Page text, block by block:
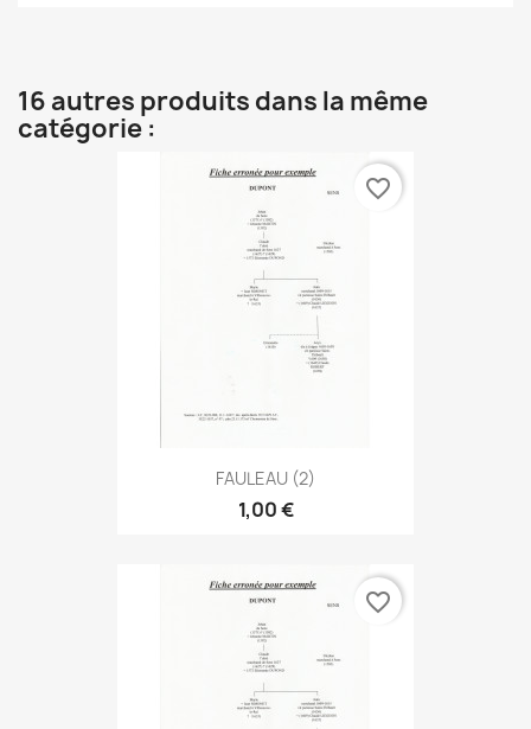
16 autres produits dans la même
catégorie :
FAULEAU (2)
1,00 €
favorite_border
favorite_border